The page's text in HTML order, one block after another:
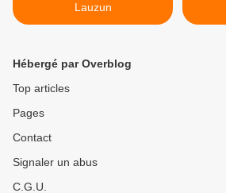
Lauzun
Hébergé par Overblog
Top articles
Pages
Contact
Signaler un abus
C.G.U.